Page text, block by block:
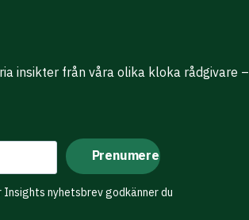
insikter från våra olika kloka rådgivare –
nyhetsbrev godkänner du